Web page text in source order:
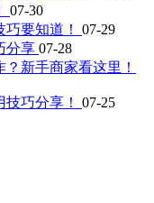
07-30
要知道！ 07-29
分享 07-28
新手商家看这里！
巧分享！ 07-25